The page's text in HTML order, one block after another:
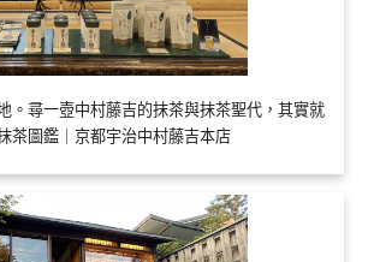
。尋一壺中村藤吉的抹茶與抹茶聖代，其實就
茶圖鑑｜京都宇治中村藤吉本店